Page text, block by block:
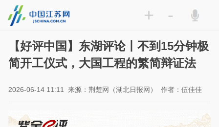
+ -
【好评中国】东湖评论丨不到15分钟极
简开工仪式，大国工程的繁简辩证法
2026-06-14 11:11 来源：荆楚网（湖北日报网） 作者：伍佳佳